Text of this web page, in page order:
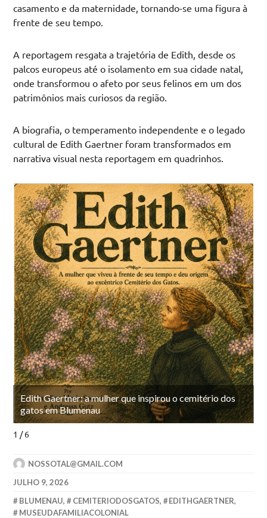
casamento e da maternidade, tornando-se uma figura à
frente de seu tempo
A reportagem resgata a trajetória de Edith, desde os
palcos europeus até o isolamento em sua cidade natal,
onde transformou o afeto por seus felinos em um dos
patrimônios mais curiosos da região
A biografia, o temperamento independente e o legado
cultural de Edith Gaertner foram transformados em
narrativa visual nesta reportagem em quadrinhos.
Edith Gaertner: a mulher que inspirou o cemitério dos
gatos em Blumenau
1 / 6
NOSSOTAL@GMAIL.COM
JULHO 9, 2026
BLUMENAU, CEMITERIODOSGATOS, EDITHGAERTNER,
MUSEUDAFAMILIACOLONIAL